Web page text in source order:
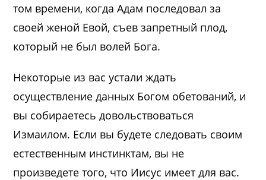
том времени, когда Адам последовал за
своей женой Евой, съев запретный плод,
который не был волей Бога.
Некоторые из вас устали ждать
осуществление данных Богом обетований, и
вы собираетесь довольствоваться
Измаилом. Если вы будете следовать своим
естественным инстинктам, вы не
произведете того, что Иисус имеет для вас.